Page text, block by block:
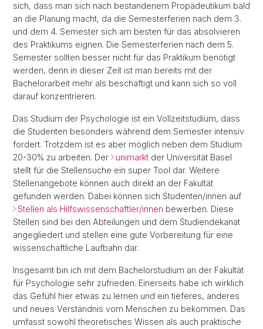
sich, dass man sich nach bestandenem Propädeutikum bald
an die Planung macht, da die Semesterferien nach dem 3.
und dem 4. Semester sich am besten für das absolvieren
des Praktikums eignen. Die Semesterferien nach dem 5.
Semester sollten besser nicht für das Praktikum benötigt
werden, denn in dieser Zeit ist man bereits mit der
Bachelorarbeit mehr als beschäftigt und kann sich so voll
darauf konzentrieren.
Das Studium der Psychologie ist ein Vollzeitstudium, dass
die Studenten besonders während dem Semester intensiv
fordert. Trotzdem ist es aber möglich neben dem Studium
20-30% zu arbeiten. Der
unimarkt der Universität Basel
stellt für die Stellensuche ein super Tool dar. Weitere
Stellenangebote können auch direkt an der Fakultät
gefunden werden. Dabei können sich Studenten/innen auf
Stellen als Hilfswissenschaftler/innen bewerben. Diese
Stellen sind bei den Abteilungen und dem Studiendekanat
angegliedert und stellen eine gute Vorbereitung für eine
wissenschaftliche Laufbahn dar.
Insgesamt bin ich mit dem Bachelorstudium an der Fakultät
für Psychologie sehr zufrieden. Einerseits habe ich wirklich
das Gefühl hier etwas zu lernen und ein tieferes, anderes
und neues Verständnis vom Menschen zu bekommen. Das
umfasst sowohl theoretisches Wissen als auch praktische